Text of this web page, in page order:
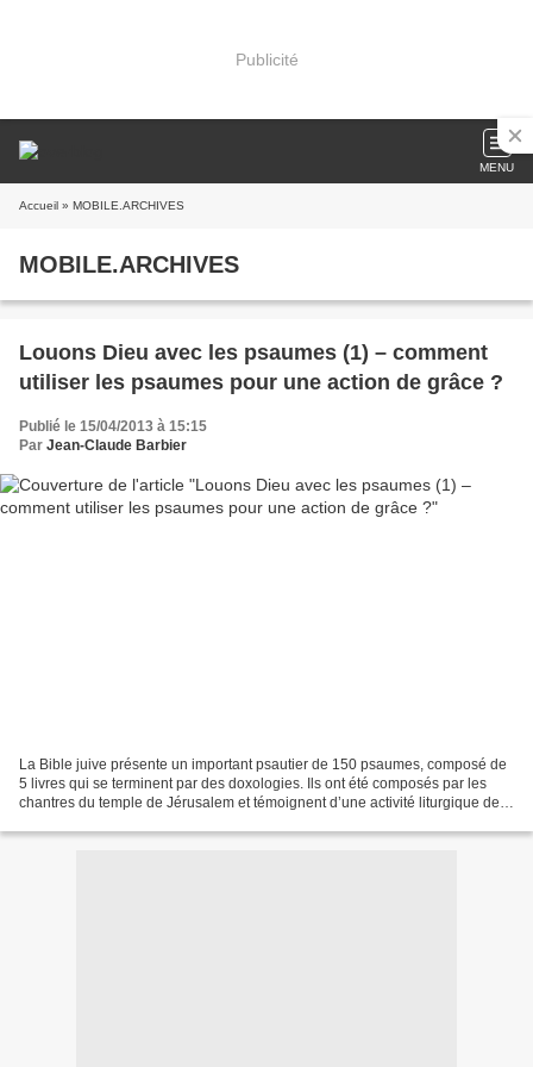
Publicité
MENU
Accueil » MOBILE.ARCHIVES
MOBILE.ARCHIVES
Louons Dieu avec les psaumes (1) – comment
utiliser les psaumes pour une action de grâce ?
Publié le 15/04/2013 à 15:15
Par Jean-Claude Barbier
La Bible juive présente un important psautier de 150 psaumes, composé de
5 livres qui se terminent par des doxologies. Ils ont été composés par les
chantres du temple de Jérusalem et témoignent d’une activité liturgique de